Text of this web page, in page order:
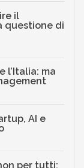
il
questione di
l’Italia: ma
AI e
per tutti: